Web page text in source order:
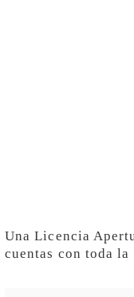
Una Licencia
cuentas con toda